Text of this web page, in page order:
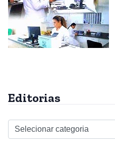
Editorias